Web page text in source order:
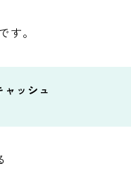
す。
ャッシュ